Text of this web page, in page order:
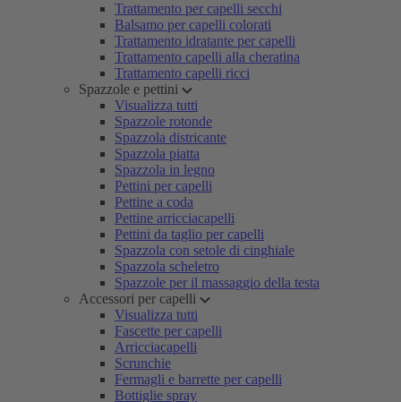
Trattamento per capelli secchi
Balsamo per capelli colorati
Trattamento idratante per capelli
Trattamento capelli alla cheratina
Trattamento capelli ricci
Spazzole e pettini
Visualizza tutti
Spazzole rotonde
Spazzola districante
Spazzola piatta
Spazzola in legno
Pettini per capelli
Pettine a coda
Pettine arricciacapelli
Pettini da taglio per capelli
Spazzola con setole di cinghiale
Spazzola scheletro
Spazzole per il massaggio della testa
Accessori per capelli
Visualizza tutti
Fascette per capelli
Arricciacapelli
Scrunchie
Fermagli e barrette per capelli
Bottiglie spray